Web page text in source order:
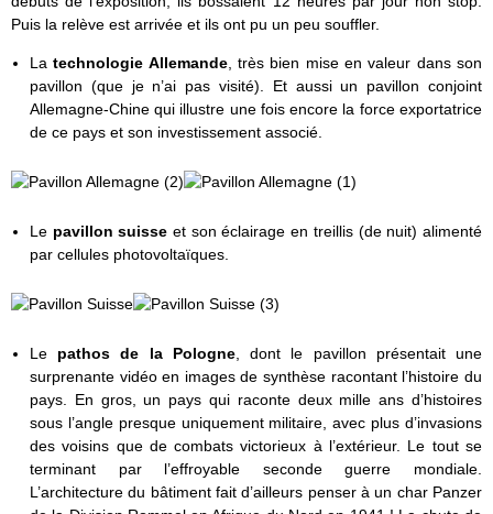
Puis la relève est arrivée et ils ont pu un peu souffler.
Latechnologie Allemande, très bien mise en valeur dans son
pavillon (que je n’ai pas visité). Et aussi un pavillon conjoint
Allemagne-Chine qui illustre une fois encore la force exportatrice
de ce pays et son investissement associé.
Le pavillon suisse et son éclairage en treillis (de nuit) alimenté
par cellules photovoltaïques.
Le pathos de la Pologne, dont le pavillon présentait une
surprenante vidéo en images de synthèse racontant l’histoire du
pays. En gros, un pays qui raconte deux mille ans d’histoires
sous l’angle presque uniquement militaire, avec plus d’invasions
des voisins que de combats victorieux à l’extérieur. Le tout se
terminant par l’effroyable seconde guerre mondiale.
L’architecture du bâtiment fait d’ailleurs penser à un char Panzer